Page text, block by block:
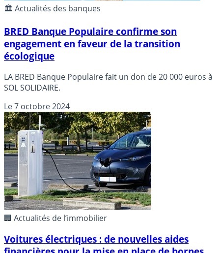
🏛️ Actualités des banques
BRED Banque Populaire confirme son
engagement en faveur de la transition
écologique
LA BRED Banque Populaire fait un don de 20 000 euros à
SOL SOLIDAIRE.
Le7 octobre 2024
🏢 Actualités de l’immobilier
Voitures électriques : de nouvelles aides